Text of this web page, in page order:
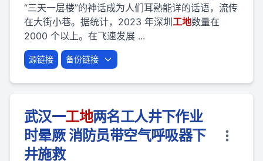
“三天一层楼”的神话成为人们耳熟能详的话语，流传
在大街小巷。据统计，2023 年深圳 工地数量在
2000 个以上。在飞速发展 ...
源链接 备份链接
武汉一工地两名工人井下作业
时晕厥 消防员带空气呼吸器下
井施救